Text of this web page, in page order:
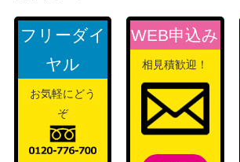
フリーダイ
ヤル
お気軽にどう
ぞ
WEB申込み
相見積歓迎！